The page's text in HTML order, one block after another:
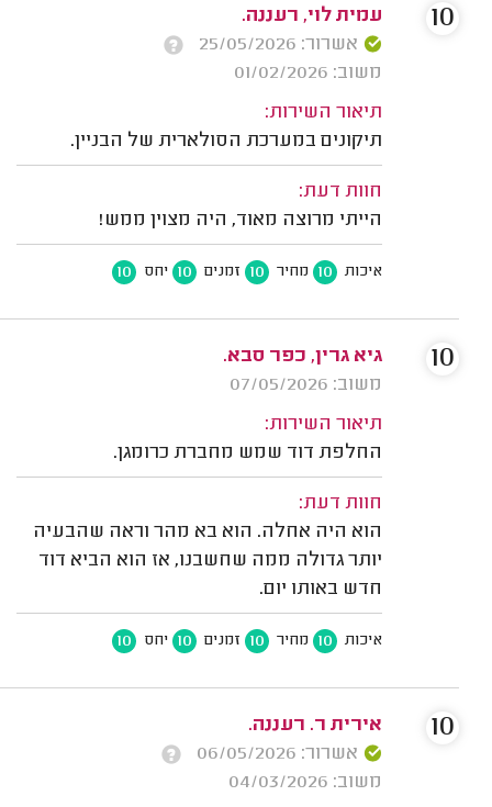
עמית לוי, רעננה.
אשרור: 25/05/2026
משוב: 01/02/2026
תיאור השירות:
תיקונים במערכת הסולארית של הבניין.
חוות דעת:
הייתי מרוצה מאוד, היה מצוין ממש!
איכות 10 מחיר 10 זמנים 10 יחס 10
10
גיא גרין, כפר סבא.
משוב: 07/05/2026
תיאור השירות:
החלפת דוד שמש מחברת כרומגן.
חוות דעת:
הוא היה אחלה. הוא בא מהר וראה שהבעיה
יותר גדולה ממה שחשבנו, אז הוא הביא דוד
חדש באותו יום.
איכות 10 מחיר 10 זמנים 10 יחס 10
10
אירית ר. רעננה.
אשרור: 06/05/2026
משוב: 04/03/2026
10